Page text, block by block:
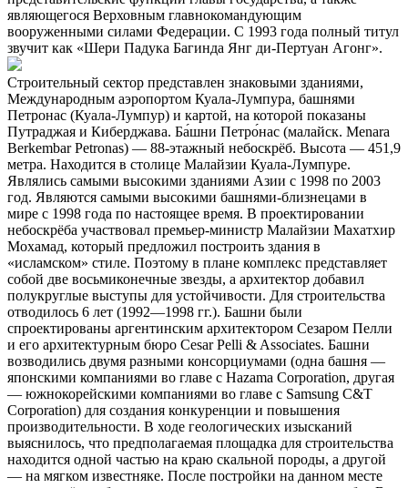
являющегося Верховным главнокомандующим
вооруженными силами Федерации. С 1993 года полный титул
звучит как «Шери Падука Багинда Янг ди-Пертуан Агонг».
Строительный сектор представлен знаковыми зданиями,
Международным аэропортом Куала-Лумпура, башнями
Петронас (Куала-Лумпур) и картой, на которой показаны
Путраджая и Киберджава. Ба́шни Петро́нас (малайск. Menara
Berkembar Petronas) — 88-этажный небоскрёб. Высота — 451,9
метра. Находится в столице Малайзии Куала-Лумпуре.
Являлись самыми высокими зданиями Азии с 1998 по 2003
год. Являются самыми высокими башнями-близнецами в
мире с 1998 года по настоящее время. В проектировании
небоскрёба участвовал премьер-министр Малайзии Махатхир
Мохамад, который предложил построить здания в
«исламском» стиле. Поэтому в плане комплекс представляет
собой две восьмиконечные звезды, а архитектор добавил
полукруглые выступы для устойчивости. Для строительства
отводилось 6 лет (1992—1998 гг.). Башни были
спроектированы аргентинским архитектором Сезаром Пелли
и его архитектурным бюро Cesar Pelli & Associates. Башни
возводились двумя разными консорциумами (одна башня —
японскими компаниями во главе с Hazama Corporation, другая
— южнокорейскими компаниями во главе с Samsung C&T
Corporation) для создания конкуренции и повышения
производительности. В ходе геологических изысканий
выяснилось, что предполагаемая площадка для строительства
находится одной частью на краю скальной породы, а другой
— на мягком известняке. После постройки на данном месте